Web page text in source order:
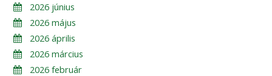
2026 június
2026 május
2026 április
2026 március
2026 február